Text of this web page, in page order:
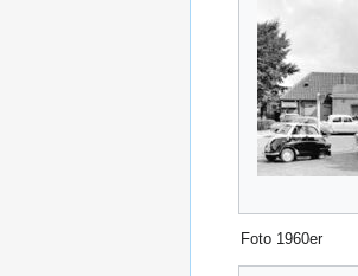
Foto 1960er